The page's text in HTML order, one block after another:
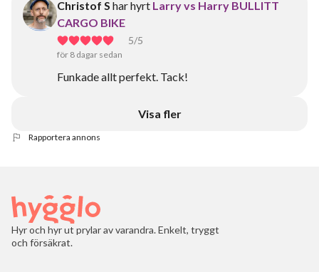
Christof S har hyrt Larry vs Harry BULLITT
CARGO BIKE
5/5
för 8 dagar sedan
Funkade allt perfekt. Tack!
Visa fler
Rapportera annons
Hyr och hyr ut prylar av varandra. Enkelt, tryggt
och försäkrat.